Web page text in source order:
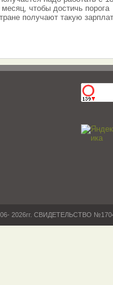
чтобы достичь порога
получают такую
2026гг. СВИДЕТЕЛЬСТВО